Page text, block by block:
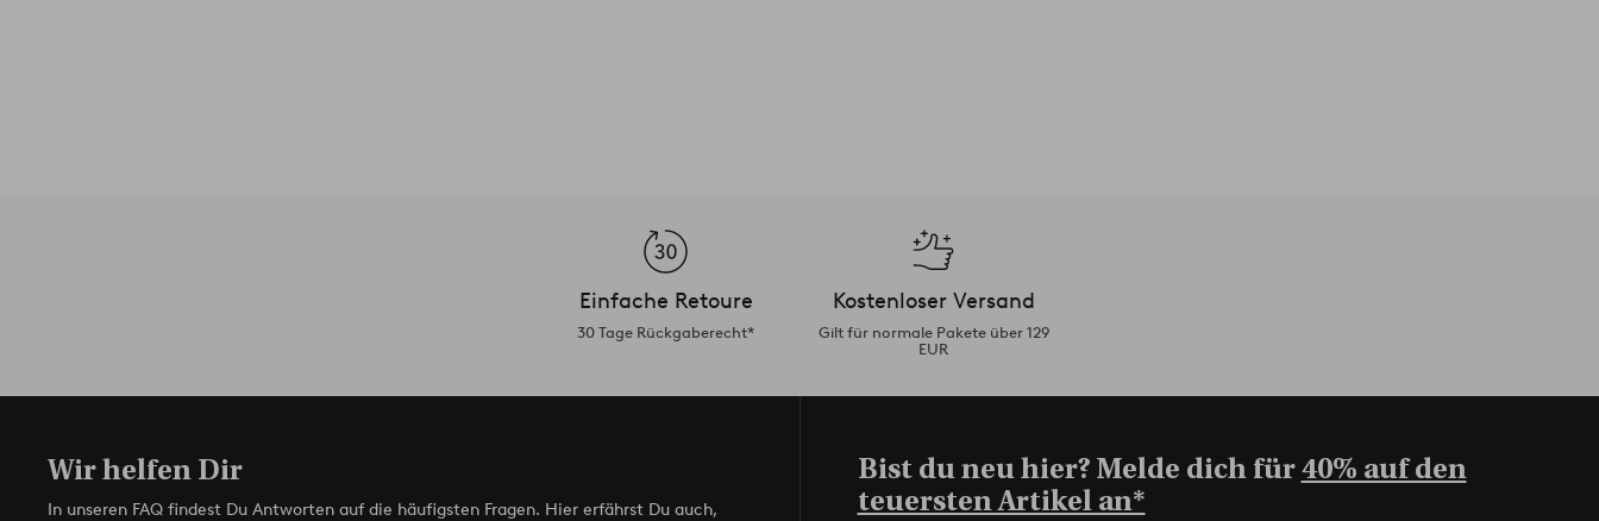
Einfache Retoure
30 Tage Rückgaberecht*
Kostenloser Versand
Gilt für normale Pakete über 129
EUR
Wir helfen Dir
In unseren FAQ findest Du Antworten auf die häufigsten Fragen. Hier erfährst Du auch,
Bist du neu hier? Melde dich für40% auf den
teuersten Artikel an*